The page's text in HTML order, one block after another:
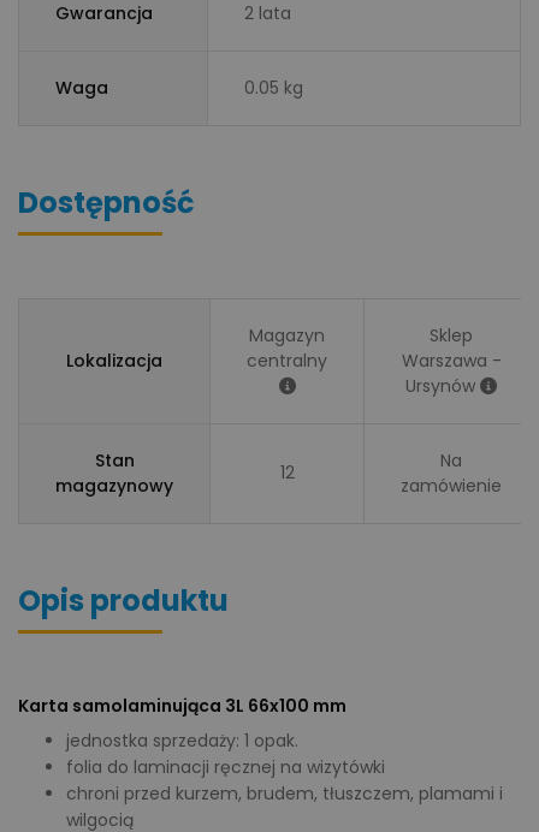
Gwarancja 2 lata
Waga 0.05 kg
Dostępność
Lokalizacja
Magazyn
centralny
Sklep
Warszawa -
Ursynów
Stan
magazynowy
12
Na
zamówienie
Opis produktu
Karta samolaminująca 3L 66x100 mm
jednostka sprzedaży: 1 opak.
folia do laminacji ręcznej na wizytówki
chroni przed kurzem, brudem, tłuszczem, plamami i
wilgocią